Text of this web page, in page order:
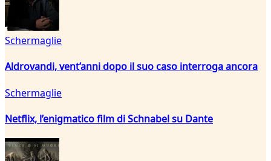
Schermaglie
Aldrovandi, vent’anni dopo il suo caso interroga ancora
Schermaglie
Netflix, l’enigmatico film di Schnabel su Dante